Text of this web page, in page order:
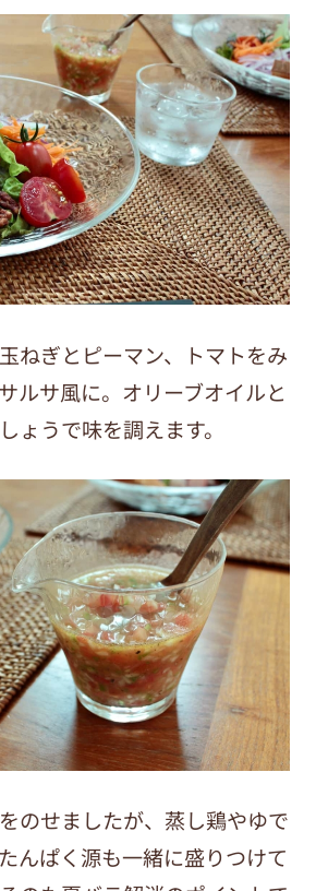
ねぎとピーマン、トマトをみ
ルサ風に。オリーブオイルと
ょうで味を調えます。
のせましたが、蒸し鶏やゆで
んぱく源も一緒に盛りつけて